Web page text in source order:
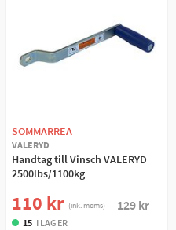
SOMMARREA
VALERYD
Handtag till Vinsch VALERYD
2500lbs/1100kg
110 kr (ink. moms) 129 kr
15 I LAGER